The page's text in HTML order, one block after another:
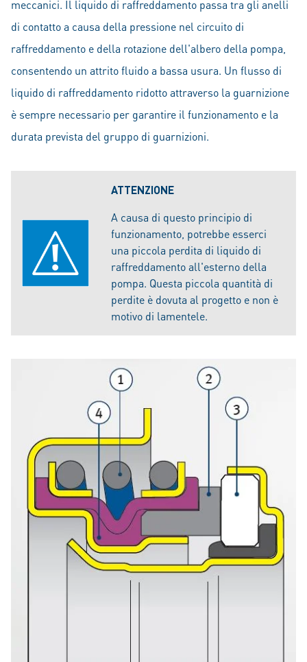
meccanici. Il liquido di raffreddamento passa tra gli anelli
di contatto a causa della pressione nel circuito di
raffreddamento e della rotazione dell'albero della pompa,
consentendo un attrito fluido a bassa usura. Un flusso di
liquido di raffreddamento ridotto attraverso la guarnizione
è sempre necessario per garantire il funzionamento e la
durata prevista del gruppo di guarnizioni.
ATTENZIONE
A causa di questo principio di
funzionamento, potrebbe esserci
una piccola perdita di liquido di
raffreddamento all'esterno della
pompa. Questa piccola quantità di
perdite è dovuta al progetto e non è
motivo di lamentele.